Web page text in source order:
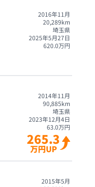
2016年11月
20,289km
埼玉県
2025年5月27日
620.0万円
2014年11月
90,885km
埼玉県
2023年12月4日
63.0万円
265.3
万円UP
2015年5月